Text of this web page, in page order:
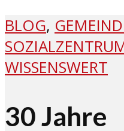
BLOG,
WISSENSWERT
30 Jahre